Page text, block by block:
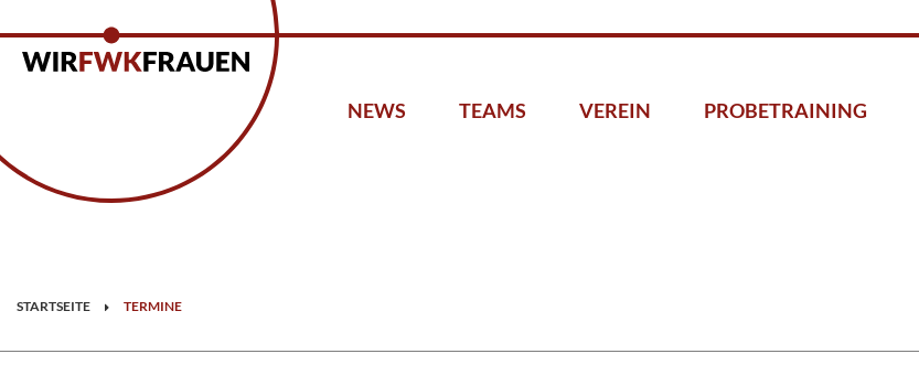
NEWS TEAMS VEREIN PROBETRAINING
STARTSEITE TERMINE